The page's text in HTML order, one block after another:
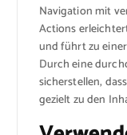
Navigation mit
Actions
und führt zu
Durch eine
sicherstellen,
gezielt zu den